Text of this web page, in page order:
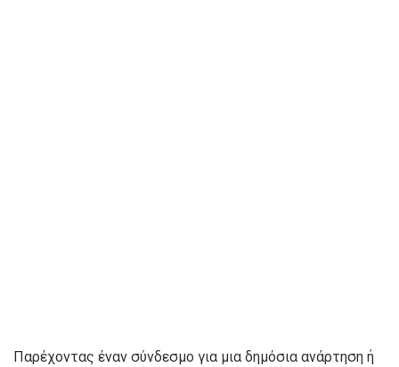
Παρέχοντας έναν σύνδεσμο για μια δημόσια ανάρτηση ή